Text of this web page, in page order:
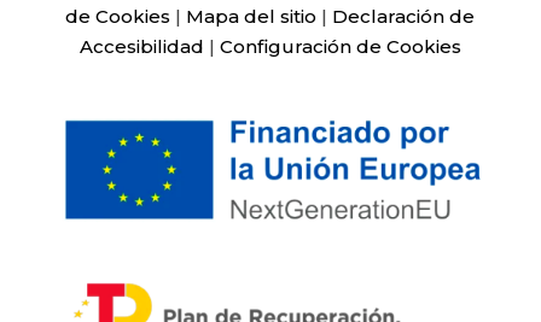
de Cookies | Mapa del sitio | Declaración de
Accesibilidad | Configuración de Cookies